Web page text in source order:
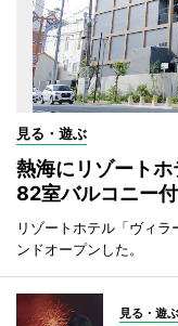
見る・遊ぶ
熱海にリゾート
82室バルコニー
リゾートホテル「ヴィ
ンドオープンした。
見る・遊ぶ